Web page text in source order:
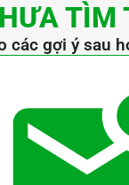
TÌM
các gợi ý sau